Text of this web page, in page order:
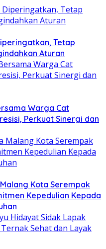
Tetap
Aturan
Warga Cat
Perkuat Sinergi dan
Kota Serempak
Kepedulian Kepada